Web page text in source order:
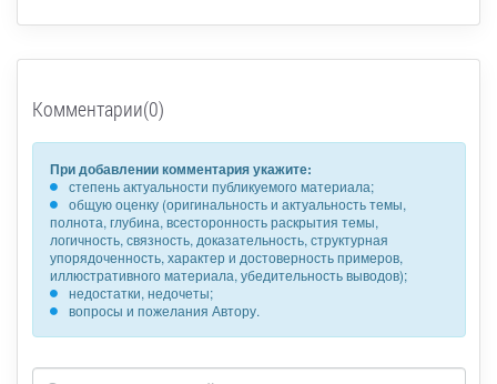
Комментарии(0)
При добавлении комментария укажите:
степень актуальности публикуемого материала;
общую оценку (оригинальность и актуальность темы,
полнота, глубина, всесторонность раскрытия темы,
логичность, связность, доказательность, структурная
упорядоченность, характер и достоверность примеров,
иллюстративного материала, убедительность выводов);
недостатки, недочеты;
вопросы и пожелания Автору.